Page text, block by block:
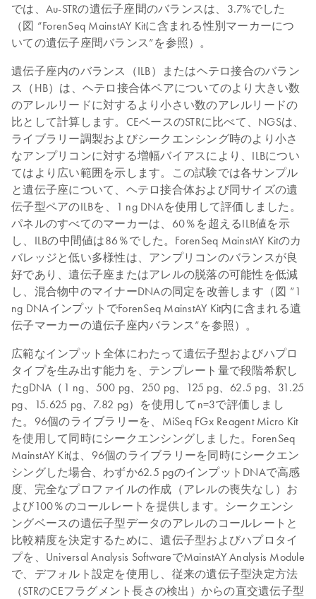
では、Au-STRの遺伝子座間のバランスは、3.7%でした
（図 “ForenSeq MainstAY Kitに含まれる性別マーカーにつ
いての遺伝子座間バランス”を参照）。
遺伝子座内のバランス（ILB）またはヘテロ接合のバラン
ス（HB）は、ヘテロ接合体ペアについてのより大きい数
のアレルリードに対するより小さい数のアレルリードの
比として計算します。CEベースのSTRに比べて、NGSは、
ライブラリー調製およびシークエンシング時のより小さ
なアンプリコンに対する増幅バイアスにより、ILBについ
てはより広い範囲を示します。この試験では各サンプル
と遺伝子座について、ヘテロ接合体および同サイズの遺
伝子型ペアのILBを、1 ng DNAを使用して評価しました。
パネルのすべてのマーカーは、60％を超えるILB値を示
し、ILBの中間値は86％でした。ForenSeq MainstAY Kitのカ
バレッジと低い多様性は、アンプリコンのバランスが良
好であり、遺伝子座またはアレルの脱落の可能性を低減
し、混合物中のマイナーDNAの同定を改善します（図 ”1
ng DNAインプットでForenSeq MainstAY Kit内に含まれる遺
伝子マーカーの遺伝子座内バランス”を参照）。
広範なインプット全体にわたって遺伝子型およびハプロ
タイプを生み出す能力を、テンプレート量で段階希釈し
たgDNA（1 ng、500 pg、250 pg、125 pg、62.5 pg、31.25
pg、15.625 pg、7.82 pg）を使用してn=3で評価しまし
た。96個のライブラリーを、MiSeq FGx Reagent Micro Kit
を使用して同時にシークエンシングしました。ForenSeq
MainstAY Kitは、96個のライブラリーを同時にシークエン
シングした場合、わずか62.5 pgのインプットDNAで高感
度、完全なプロファイルの作成（アレルの喪失なし）お
よび100％のコールレートを提供します。シークエンシ
ングベースの遺伝子型データのアレルのコールレートと
比較精度を決定するために、遺伝子型およびハプロタイ
プを、Universal Analysis SoftwareでMainstAY Analysis Module
で、デフォルト設定を使用し、従来の遺伝子型決定方法
（STRのCEフラグメント長さの検出）からの直交遺伝子型